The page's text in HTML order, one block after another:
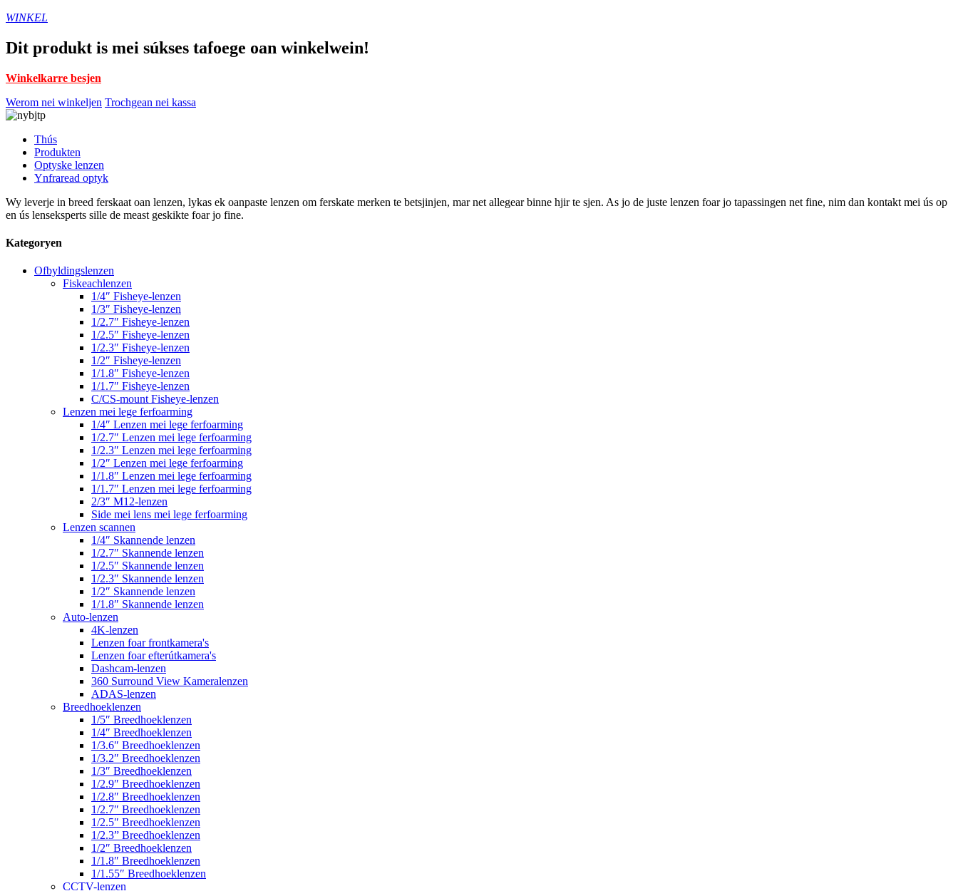
WINKEL
Dit produkt is mei súkses tafoege oan winkelwein!
Winkelkarre besjen
Werom nei winkeljen Trochgean nei kassa
Thús
Produkten
Optyske lenzen
Ynfraread optyk
Wy leverje in breed ferskaat oan lenzen, lykas ek oanpaste lenzen om ferskate merken te betsjinjen, mar net allegear binne hjir te sjen. As jo ​​de juste lenzen foar jo tapassingen net fine, nim dan kontakt mei ús op
en ús lenseksperts sille de meast geskikte foar jo fine.
Kategoryen
Ofbyldingslenzen
Fiskeachlenzen
1/4″ Fisheye-lenzen
1/3″ Fisheye-lenzen
1/2.7″ Fisheye-lenzen
1/2.5″ Fisheye-lenzen
1/2.3″ Fisheye-lenzen
1/2″ Fisheye-lenzen
1/1.8″ Fisheye-lenzen
1/1.7″ Fisheye-lenzen
C/CS-mount Fisheye-lenzen
Lenzen mei lege ferfoarming
1/4″ Lenzen mei lege ferfoarming
1/2.7″ Lenzen mei lege ferfoarming
1/2.3″ Lenzen mei lege ferfoarming
1/2″ Lenzen mei lege ferfoarming
1/1.8″ Lenzen mei lege ferfoarming
1/1.7″ Lenzen mei lege ferfoarming
2/3″ M12-lenzen
Side mei lens mei lege ferfoarming
Lenzen scannen
1/4″ Skannende lenzen
1/2.7″ Skannende lenzen
1/2.5″ Skannende lenzen
1/2.3″ Skannende lenzen
1/2″ Skannende lenzen
1/1.8″ Skannende lenzen
Auto-lenzen
4K-lenzen
Lenzen foar frontkamera's
Lenzen foar efterútkamera's
Dashcam-lenzen
360 Surround View Kameralenzen
ADAS-lenzen
Breedhoeklenzen
1/5″ Breedhoeklenzen
1/4″ Breedhoeklenzen
1/3.6″ Breedhoeklenzen
1/3.2″ Breedhoeklenzen
1/3″ Breedhoeklenzen
1/2.9″ Breedhoeklenzen
1/2.8″ Breedhoeklenzen
1/2.7″ Breedhoeklenzen
1/2.5″ Breedhoeklenzen
1/2.3” Breedhoeklenzen
1/2″ Breedhoeklenzen
1/1.8″ Breedhoeklenzen
1/1.55″ Breedhoeklenzen
CCTV-lenzen